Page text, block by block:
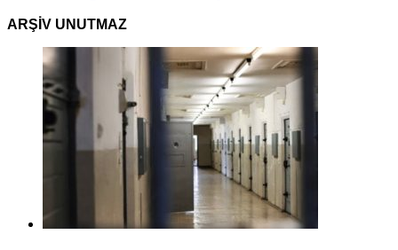
ARŞIV UNUTMAZ